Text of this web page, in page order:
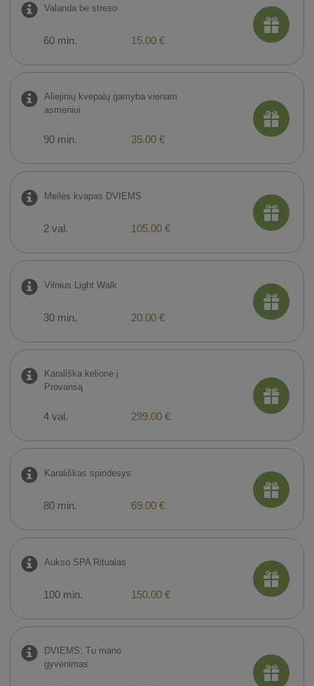
Valanda be streso
60 min. 15.00 €
Aliejinių kvepalų gamyba vienam
asmeniui
90 min. 35.00 €
Meilės kvapas DVIEMS
2 val. 105.00 €
Vilnius Light Walk
30 min. 20.00 €
Karališka kelionė į
Provansą
4 val. 299.00 €
Karališkas spindesys
80 min. 69.00 €
Aukso SPA Ritualas
100 min. 150.00 €
DVIEMS: Tu mano
gyvenimas